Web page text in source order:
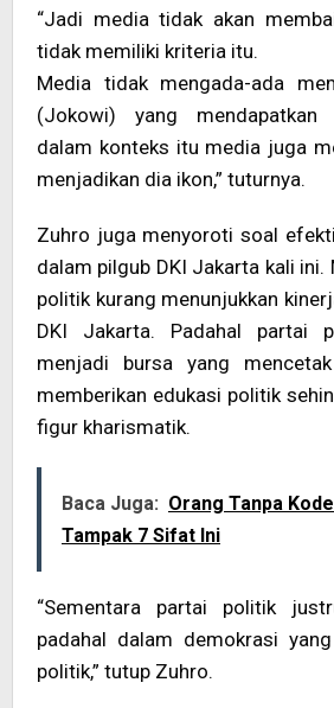
“Jadi media tidak akan
tidak memiliki kriteria itu.
Media tidak mengada-ada
(Jokowi) yang mendapatkan
dalam konteks itu media juga
menjadikan dia ikon,” tuturnya.
Zuhro juga menyoroti soal
dalam pilgub DKI Jakarta kali ini.
politik kurang menunjukkan
DKI Jakarta. Padahal partai
menjadi bursa yang
memberikan edukasi politik
figur kharismatik.
Baca Juga: Orang Tanpa
Tampak 7 Sifat Ini
“Sementara partai politik
padahal dalam demokrasi
politik,” tutup Zuhro.